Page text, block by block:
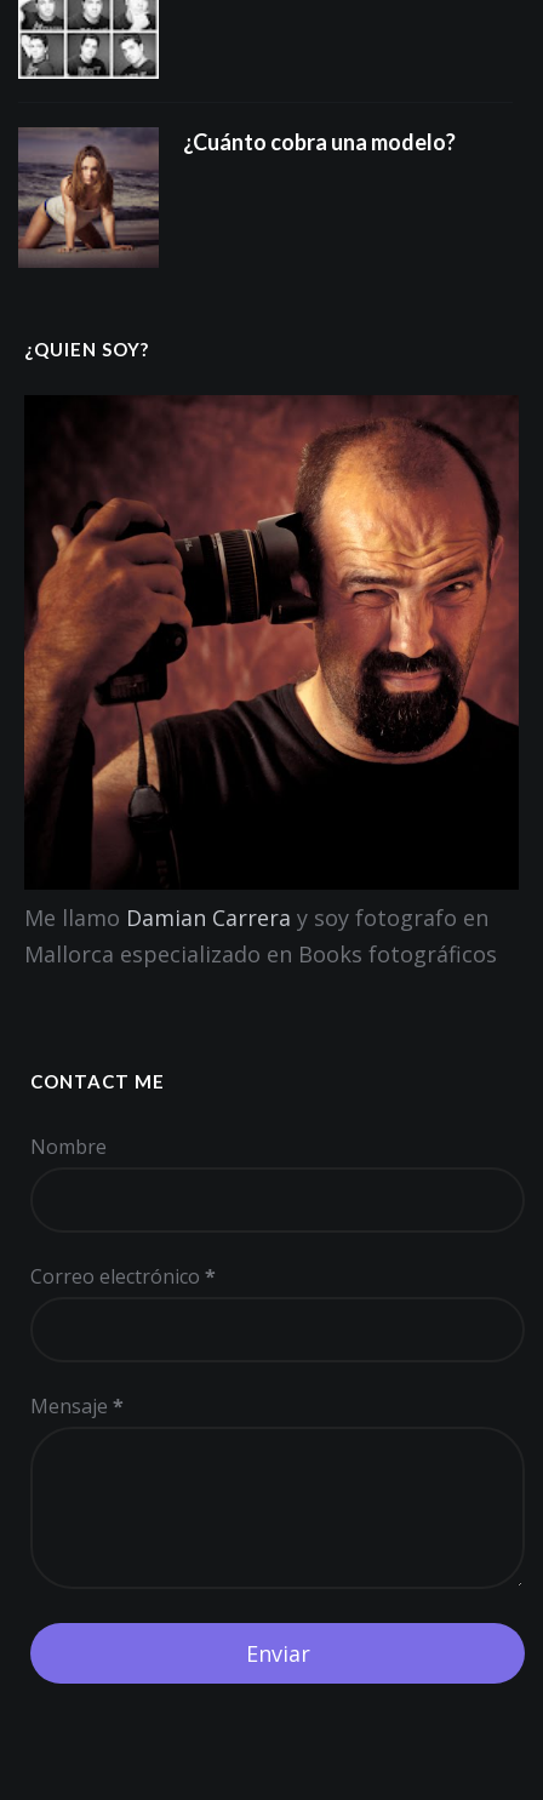
¿Cuánto cobra una modelo?
¿QUIEN SOY?
Me llamo Damian Carrera y soy fotografo en
Mallorca especializado en Books fotográficos
CONTACT ME
Nombre
Correo electrónico *
Mensaje *